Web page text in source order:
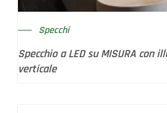
Specchi
Specchio a LED su MISURA con
verticale